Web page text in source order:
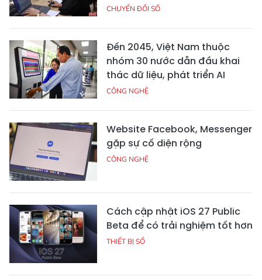
CHUYỂN ĐỔI SỐ
Đến 2045, Việt Nam thuộc
nhóm 30 nước dẫn đầu khai
thác dữ liệu, phát triển AI
CÔNG NGHỆ
Website Facebook, Messenger
gặp sự cố diện rộng
CÔNG NGHỆ
Cách cập nhật iOS 27 Public
Beta để có trải nghiệm tốt hơn
THIẾT BỊ SỐ